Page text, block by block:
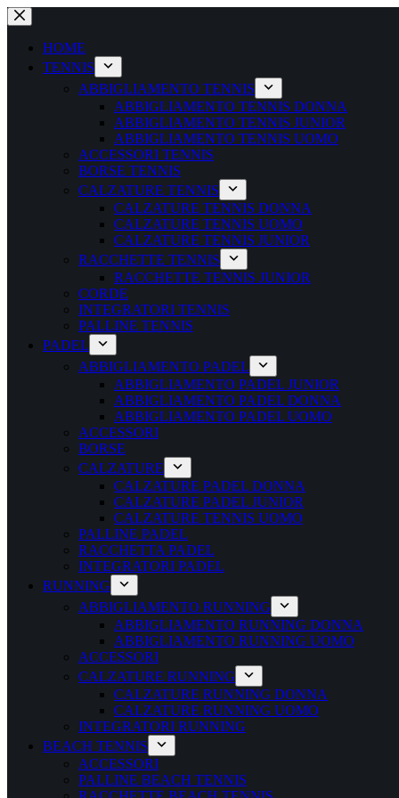
Salta
al
contenutoHOME
TENNIS
ABBIGLIAMENTO TENNIS
ABBIGLIAMENTO TENNIS DONNA
ABBIGLIAMENTO TENNIS JUNIOR
ABBIGLIAMENTO TENNIS UOMO
ACCESSORI TENNIS
BORSE TENNIS
CALZATURE TENNIS
CALZATURE TENNIS DONNA
CALZATURE TENNIS UOMO
CALZATURE TENNIS JUNIOR
RACCHETTE TENNIS
RACCHETTE TENNIS JUNIOR
CORDE
INTEGRATORI TENNIS
PALLINE TENNIS
PADEL
ABBIGLIAMENTO PADEL
ABBIGLIAMENTO PADEL JUNIOR
ABBIGLIAMENTO PADEL DONNA
ABBIGLIAMENTO PADEL UOMO
ACCESSORI
BORSE
CALZATURE
CALZATURE PADEL DONNA
CALZATURE PADEL JUNIOR
CALZATURE TENNIS UOMO
PALLINE PADEL
RACCHETTA PADEL
INTEGRATORI PADEL
RUNNING
ABBIGLIAMENTO RUNNING
ABBIGLIAMENTO RUNNING DONNA
ABBIGLIAMENTO RUNNING UOMO
ACCESSORI
CALZATURE RUNNING
CALZATURE RUNNING DONNA
CALZATURE RUNNING UOMO
INTEGRATORI RUNNING
BEACH TENNIS
ACCESSORI
PALLINE BEACH TENNIS